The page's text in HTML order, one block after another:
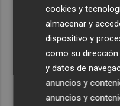
cookies y
almacenar y
dispositivo y
como su dirección
y datos de
anuncios y
anuncios y